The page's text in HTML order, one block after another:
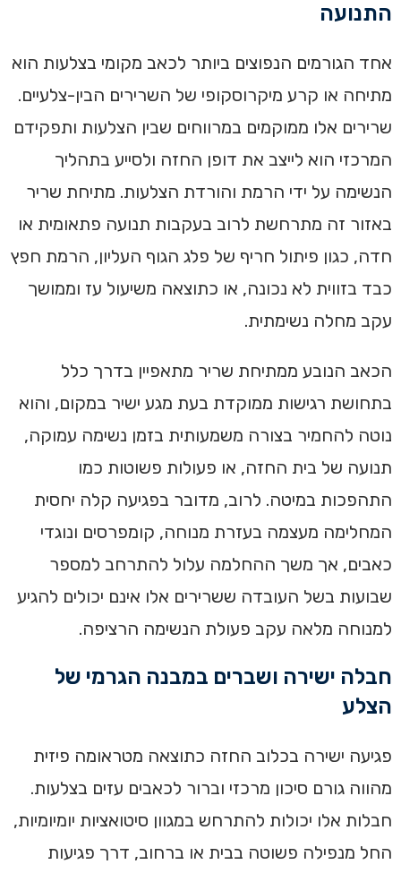
התנועה
אחד הגורמים הנפוצים ביותר לכאב מקומי בצלעות הוא
מתיחה או קרע מיקרוסקופי של השרירים הבין-צלעיים.
שרירים אלו ממוקמים במרווחים שבין הצלעות ותפקידם
המרכזי הוא לייצב את דופן החזה ולסייע בתהליך
הנשימה על ידי הרמת והורדת הצלעות. מתיחת שריר
באזור זה מתרחשת לרוב בעקבות תנועה פתאומית או
חדה, כגון פיתול חריף של פלג הגוף העליון, הרמת חפץ
כבד בזווית לא נכונה, או כתוצאה משיעול עז וממושך
עקב מחלה נשימתית.
הכאב הנובע ממתיחת שריר מתאפיין בדרך כלל
בתחושת רגישות ממוקדת בעת מגע ישיר במקום, והוא
נוטה להחמיר בצורה משמעותית בזמן נשימה עמוקה,
תנועה של בית החזה, או פעולות פשוטות כמו
התהפכות במיטה. לרוב, מדובר בפגיעה קלה יחסית
המחלימה מעצמה בעזרת מנוחה, קומפרסים ונוגדי
כאבים, אך משך ההחלמה עלול להתרחב למספר
שבועות בשל העובדה ששרירים אלו אינם יכולים להגיע
למנוחה מלאה עקב פעולת הנשימה הרציפה.
חבלה ישירה ושברים במבנה הגרמי של
הצלע
פגיעה ישירה בכלוב החזה כתוצאה מטראומה פיזית
מהווה גורם סיכון מרכזי וברור לכאבים עזים בצלעות.
חבלות אלו יכולות להתרחש במגוון סיטואציות יומיומיות,
החל מנפילה פשוטה בבית או ברחוב, דרך פגיעות